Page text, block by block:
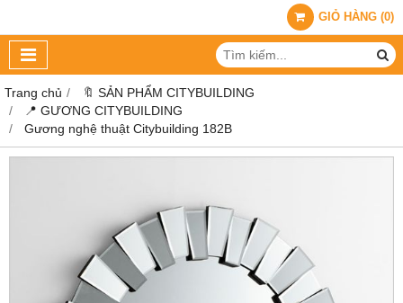
GIỎ HÀNG (0)
Trang chủ
🔖 SẢN PHẨM CITYBUILDING
📍 GƯƠNG CITYBUILDING
Gương nghệ thuật Citybuilding 182B